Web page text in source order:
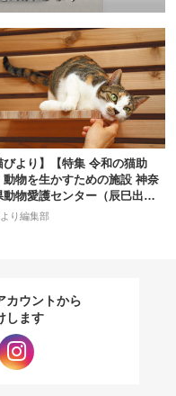
びより】【特集 令和の猫助
動物を生かすための施設 神奈
動物愛護センター（辰巳出
り編集部
カウントから
します